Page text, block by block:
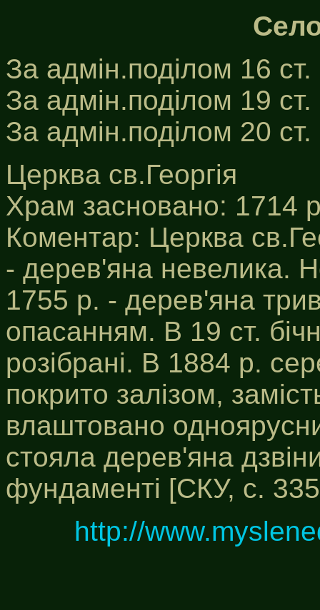
За адмін.поділом 16
За адмін.поділом 19
За адмін.поділом 20
Церква св.Георгія
Храм засновано: 1714
Коментар: Церква
- дерев'яна невелика.
1755 р. - дерев'яна
опасанням. В 19 ст.
розібрані. В 1884 р.
покрито залізом,
влаштовано
стояла дерев'яна
фундаменті [СКУ, с.
http://